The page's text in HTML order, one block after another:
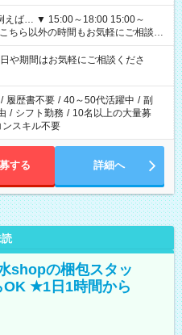
期間はお気軽にご相談くださ
/ 履歴書不要 / 40～50代活躍中 / 副
/ シフト勤務 / 10名以上の大量募
ンスキル不要
する 詳細へ
shopの梱包スタッ
★1日1時間から